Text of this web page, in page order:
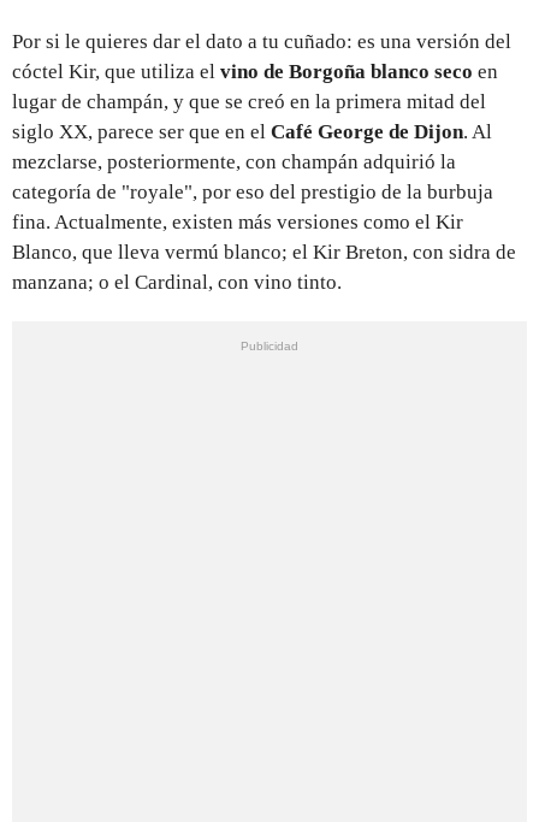
Por si le quieres dar el dato a tu cuñado: es una versión del
cóctel Kir, que utiliza el vino de Borgoña blanco seco en
lugar de champán, y que se creó en la primera mitad del
siglo XX, parece ser que en el Café George de Dijon. Al
mezclarse, posteriormente, con champán adquirió la
categoría de "royale", por eso del prestigio de la burbuja
fina. Actualmente, existen más versiones como el Kir
Blanco, que lleva vermú blanco; el Kir Breton, con sidra de
manzana; o el Cardinal, con vino tinto.